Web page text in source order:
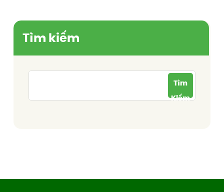
Tìm kiếm
Tìm
Kiếm